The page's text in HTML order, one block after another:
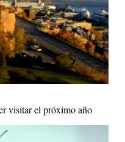
visitar el próximo año